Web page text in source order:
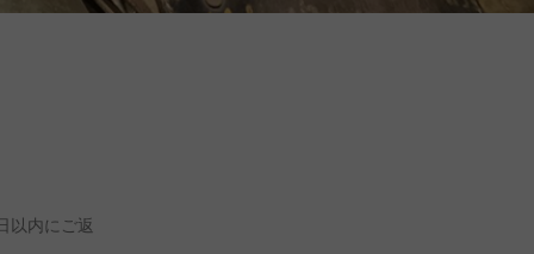
以内にご返